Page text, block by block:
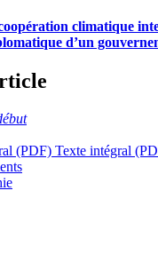
climatique
d’un
(PDF) Texte intégral